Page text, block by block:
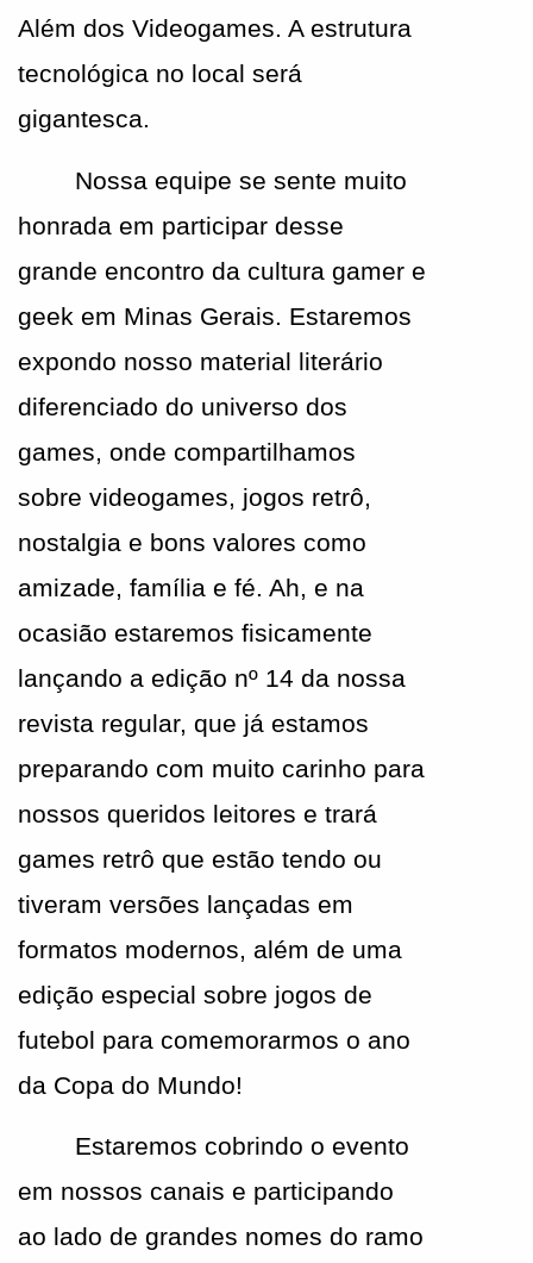
Além dos Videogames. A estrutura
tecnológica no local será
gigantesca.
Nossa equipe se sente muito
honrada em participar desse
grande encontro da cultura gamer e
geek em Minas Gerais. Estaremos
expondo nosso material literário
diferenciado do universo dos
games, onde compartilhamos
sobre videogames, jogos retrô,
nostalgia e bons valores como
amizade, família e fé. Ah, e na
ocasião estaremos fisicamente
lançando a edição nº 14 da nossa
revista regular, que já estamos
preparando com muito carinho para
nossos queridos leitores e trará
games retrô que estão tendo ou
tiveram versões lançadas em
formatos modernos, além de uma
edição especial sobre jogos de
futebol para comemorarmos o ano
da Copa do Mundo!
Estaremos cobrindo o evento
em nossos canais e participando
ao lado de grandes nomes do ramo